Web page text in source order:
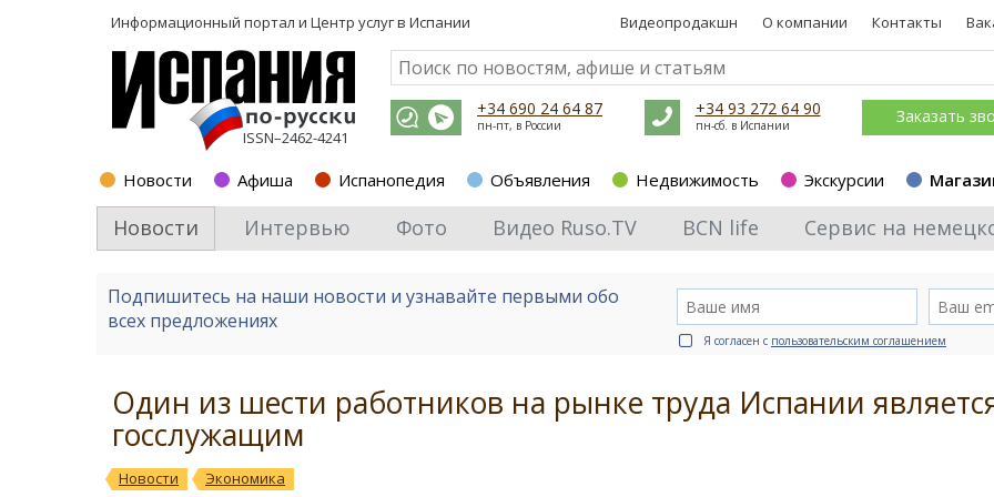
Информационный портал и Центр услуг в Испании Видеопродакшн О компании Контакты
ISSN–2462-4241
+34 690 24 64 87
пн-пт, в России
+34 93 272 64 90
пн-сб. в Испании Заказать
Новости Афиша Испанопедия Объявления Недвижимость Экскурсии
Новости Интервью Фото Видео Ruso.TV BCN life Сервис на
Подпишитесь на наши новости и узнавайте первыми обо
всех предложениях
Я согласен с пользовательским соглашением
Один из шести работников на рынке труда Испании
госслужащим
Новости Экономика